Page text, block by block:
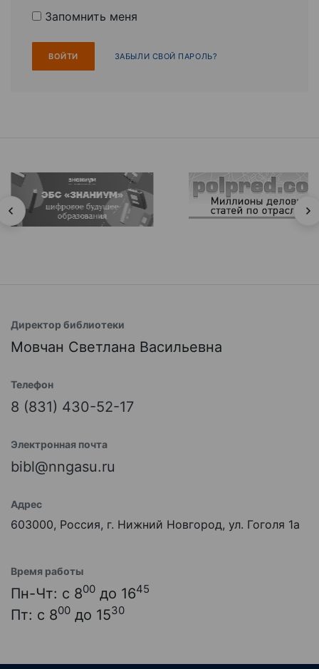
Запомнить меня
ЗАБЫЛИ СВОЙ ПАРОЛЬ?
Директор библиотеки
Мовчан Светлана Васильевна
Телефон
8 (831) 430-52-17
Электронная почта
bibl@nngasu.ru
Адрес
603000, Россия, г. Нижний Новгород, ул. Гоголя 1а
Время работы
Пн-Чт: с 800 до 1645
Пт: с 800 до 1530